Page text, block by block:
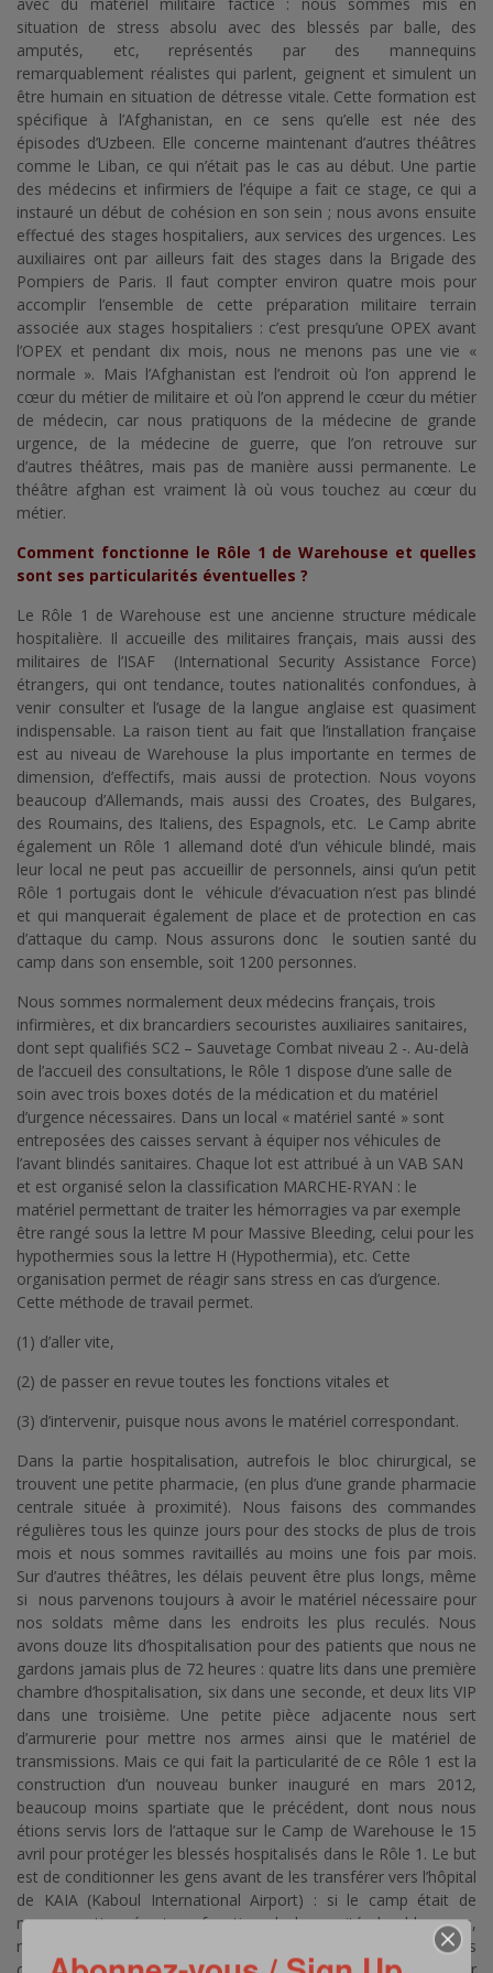
situation de stress absolu avec des blessés par balle, des
amputés, etc, représentés par des mannequins
remarquablement réalistes qui parlent, geignent et simulent un
être humain en situation de détresse vitale. Cette formation est
spécifique à l’Afghanistan, en ce sens qu’elle est née des
épisodes d’Uzbeen. Elle concerne maintenant d’autres théâtres
comme le Liban, ce qui n’était pas le cas au début. Une partie
des médecins et infirmiers de l’équipe a fait ce stage, ce qui a
instauré un début de cohésion en son sein ; nous avons ensuite
effectué des stages hospitaliers, aux services des urgences. Les
auxiliaires ont par ailleurs fait des stages dans la Brigade des
Pompiers de Paris. Il faut compter environ quatre mois pour
accomplir l’ensemble de cette préparation militaire terrain
associée aux stages hospitaliers : c’est presqu’une OPEX avant
l’OPEX et pendant dix mois, nous ne menons pas une vie «
normale ». Mais l’Afghanistan est l’endroit où l’on apprend le
cœur du métier de militaire et où l’on apprend le cœur du métier
de médecin, car nous pratiquons de la médecine de grande
urgence, de la médecine de guerre, que l’on retrouve sur
d’autres théâtres, mais pas de manière aussi permanente. Le
théâtre afghan est vraiment là où vous touchez au cœur du
métier.
Comment fonctionne le Rôle 1 de Warehouse et quelles
sont ses particularités éventuelles ?
Le Rôle 1 de Warehouse est une ancienne structure médicale
hospitalière. Il accueille des militaires français, mais aussi des
militaires de l’ISAF (International Security Assistance Force)
étrangers, qui ont tendance, toutes nationalités confondues, à
venir consulter et l’usage de la langue anglaise est quasiment
indispensable. La raison tient au fait que l’installation française
est au niveau de Warehouse la plus importante en termes de
dimension, d’effectifs, mais aussi de protection. Nous voyons
beaucoup d’Allemands, mais aussi des Croates, des Bulgares,
des Roumains, des Italiens, des Espagnols, etc. Le Camp abrite
également un Rôle 1 allemand doté d’un véhicule blindé, mais
leur local ne peut pas accueillir de personnels, ainsi qu’un petit
Rôle 1 portugais dont le véhicule d’évacuation n’est pas blindé
et qui manquerait également de place et de protection en cas
d’attaque du camp. Nous assurons donc le soutien santé du
camp dans son ensemble, soit 1200 personnes.
Nous sommes normalement deux médecins français, trois
infirmières, et dix brancardiers secouristes auxiliaires sanitaires,
dont sept qualifiés SC2 – Sauvetage Combat niveau 2 -. Au-delà
de l’accueil des consultations, le Rôle 1 dispose d’une salle de
soin avec trois boxes dotés de la médication et du matériel
d’urgence nécessaires. Dans un local « matériel santé » sont
entreposées des caisses servant à équiper nos véhicules de
l’avant blindés sanitaires. Chaque lot est attribué à un VAB SAN
et est organisé selon la classification MARCHE-RYAN : le
matériel permettant de traiter les hémorragies va par exemple
être rangé sous la lettre M pour Massive Bleeding, celui pour les
hypothermies sous la lettre H (Hypothermia), etc. Cette
organisation permet de réagir sans stress en cas d’urgence.
Cette méthode de travail permet.
(1) d’aller vite,
(2) de passer en revue toutes les fonctions vitales et
(3) d’intervenir, puisque nous avons le matériel correspondant.
Dans la partie hospitalisation, autrefois le bloc chirurgical, se
trouvent une petite pharmacie, (en plus d’une grande pharmacie
centrale située à proximité). Nous faisons des commandes
régulières tous les quinze jours pour des stocks de plus de trois
mois et nous sommes ravitaillés au moins une fois par mois.
Sur d’autres théâtres, les délais peuvent être plus longs, même
si nous parvenons toujours à avoir le matériel nécessaire pour
nos soldats même dans les endroits les plus reculés. Nous
avons douze lits d’hospitalisation pour des patients que nous ne
gardons jamais plus de 72 heures : quatre lits dans une première
chambre d’hospitalisation, six dans une seconde, et deux lits VIP
dans une troisième. Une petite pièce adjacente nous sert
d’armurerie pour mettre nos armes ainsi que le matériel de
transmissions. Mais ce qui fait la particularité de ce Rôle 1 est la
construction d’un nouveau bunker inauguré en mars 2012,
beaucoup moins spartiate que le précédent, dont nous nous
étions servis lors de l’attaque sur le Camp de Warehouse le 15
avril pour protéger les blessés hospitalisés dans le Rôle 1. Le but
est de conditionner les gens avant de les transférer vers l’hôpital
de KAIA (Kaboul International Airport) : si le camp était de
nouveau attaqué, et en fonction de la gravité des blessures,
nous pourrions être amenés à faire des petits gestes
chirurgicaux, de façon à maintenir le prognostic vital le meilleur